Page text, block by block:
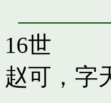
16世
赵可，字